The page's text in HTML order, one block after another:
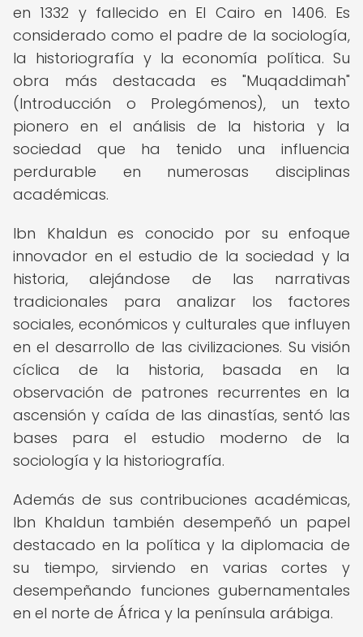
en 1332 y fallecido en El Cairo en 1406. Es
considerado como el padre de la sociología,
la historiografía y la economía política. Su
obra más destacada es "Muqaddimah"
(Introducción o Prolegómenos), un texto
pionero en el análisis de la historia y la
sociedad que ha tenido una influencia
perdurable en numerosas disciplinas
académicas.
Ibn Khaldun es conocido por su enfoque
innovador en el estudio de la sociedad y la
historia, alejándose de las narrativas
tradicionales para analizar los factores
sociales, económicos y culturales que influyen
en el desarrollo de las civilizaciones. Su visión
cíclica de la historia, basada en la
observación de patrones recurrentes en la
ascensión y caída de las dinastías, sentó las
bases para el estudio moderno de la
sociología y la historiografía.
Además de sus contribuciones académicas,
Ibn Khaldun también desempeñó un papel
destacado en la política y la diplomacia de
su tiempo, sirviendo en varias cortes y
desempeñando funciones gubernamentales
en el norte de África y la península arábiga.